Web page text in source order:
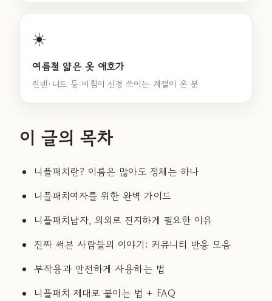
☀️
여름철 얇은 옷 애호가
린넨·니트 등 비침이 신경 쓰이는 계절이 온 분
이 글의 목차
니플패치란? 이름은 많아도 정체는 하나
니플패치여자를 위한 완벽 가이드
니플패치남자, 의외로 진지하게 필요한 이유
진짜 써본 사람들의 이야기: 커뮤니티 반응 모음
부작용과 안전하게 사용하는 법
니플패치 제대로 붙이는 법 + FAQ